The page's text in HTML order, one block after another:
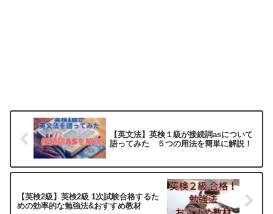
【英文法】英検１級が接続詞asについて
語ってみた ５つの用法を簡単に解説！
【英検2級】英検2級 1次試験合格するた
めの効率的な勉強法&おすすめ教材